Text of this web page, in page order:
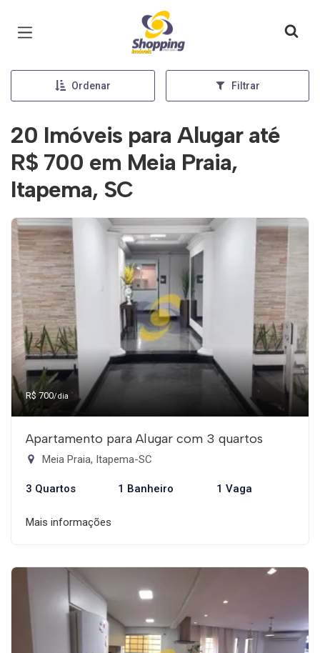
Página inicial
Ordenar Filtrar
20 Imóveis para Alugar até
R$ 700 em Meia Praia,
Itapema, SC
R$ 700/dia
Apartamento para Alugar com 3 quartos
Meia Praia, Itapema-SC
3 Quartos 1 Banheiro 1 Vaga
Mais informações